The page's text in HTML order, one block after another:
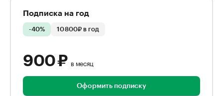
Подписка на год
-40% 10 800₽ в год
900 ₽ в месяц
Оформить подписку